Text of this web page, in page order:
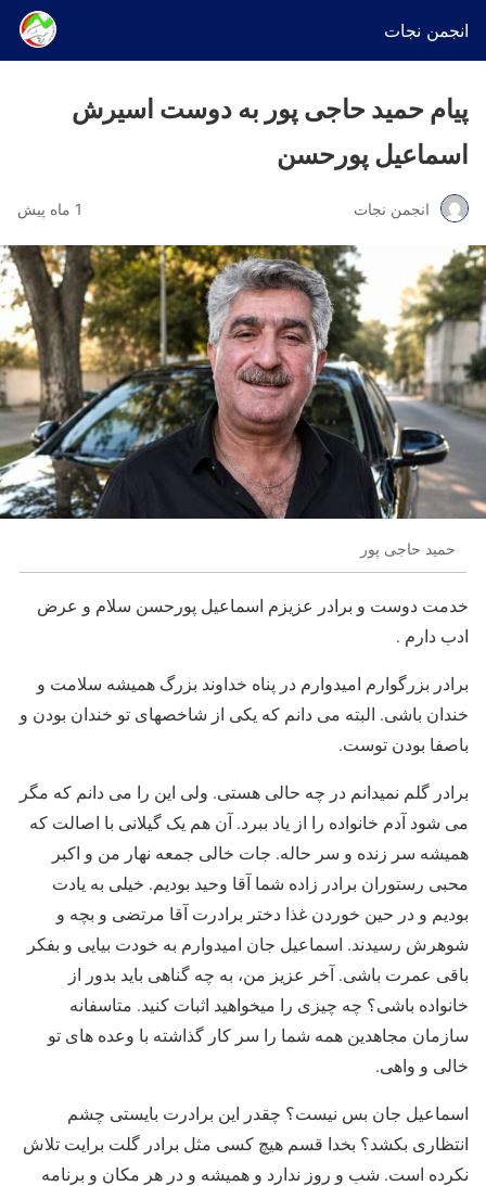
انجمن نجات
پیام حمید حاجی پور به دوست اسیرش
اسماعیل پورحسن
انجمن نجات 1 ماه پیش
حمید حاجی پور
خدمت دوست و برادر عزیزم اسماعیل پورحسن سلام و عرض
ادب دارم .
برادر بزرگوارم امیدوارم در پناه خداوند بزرگ همیشه سلامت و
خندان باشی. البته می دانم که یکی از شاخصهای تو خندان بودن و
باصفا بودن توست.
برادر گلم نمیدانم در چه حالی هستی. ولی این را می دانم که مگر
می شود آدم خانواده را از یاد ببرد. آن هم یک گیلانی با اصالت که
همیشه سر زنده و سر حاله. جات خالی جمعه نهار من و اکبر
محبی رستوران برادر زاده شما آقا وحید بودیم. خیلی به یادت
بودیم و در حین خوردن غذا دختر برادرت آقا مرتضی و بچه و
شوهرش رسیدند. اسماعیل جان امیدوارم به خودت بیایی و بفکر
باقی عمرت باشی. آخر عزیز من، به چه گناهی باید بدور از
خانواده باشی؟ چه چیزی را میخواهید اثبات کنید. متاسفانه
سازمان مجاهدین همه شما را سر کار گذاشته با وعده های تو
خالی و واهی.
اسماعیل جان بس نیست؟ چقدر این برادرت بایستی چشم
انتظاری بکشد؟ بخدا قسم هیچ کسی مثل برادر گلت برایت تلاش
نکرده است. شب و روز ندارد و همیشه و در هر مکان و برنامه